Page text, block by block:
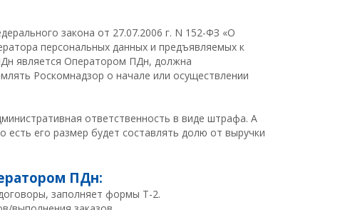
закона от 27.07.2006 г. N 152-ФЗ «О
персональных данных и предъявляемых к
является Оператором ПДн, должна
Роскомнадзор о начале или осуществлении
ответственность в виде штрафа. А
его размер будет составлять долю от выручки
ПДн:
заполняет формы Т-2.